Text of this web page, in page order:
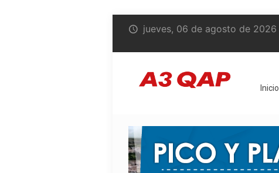
jueves, 06 de agosto de 2026
Inicio